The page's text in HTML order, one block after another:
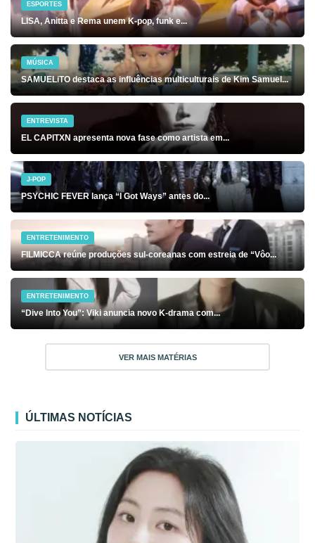
ESPORTES
LISA, Anitta e Rema unem K-pop, funk e...
MÚSICA
SAMUELiTO destaca as influências multiculturais de Kim Samuel...
ENTREVISTA
EL CAPITXN apresenta nova fase como artista em...
J-POP
PSYCHIC FEVER lança “I Got Ways” antes do...
ENTRETENIMENTO
FILMICCA reúne produções sul-coreanas com estreia de “Vôo...
ENTRETENIMENTO
“Dive Into You”: Viki anuncia novo K-drama com...
VER MAIS MATÉRIAS
ÚLTIMAS NOTÍCIAS